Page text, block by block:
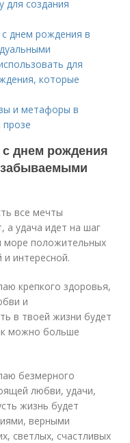
для создания
днем рождения в
для
которые
и метафоры в
днем рождения
все мечты
а удача идет на шаг
море положительных
интересной.
крепкого здоровья,
и
в твоей жизни будет
можно больше
безмерного
любви, удачи,
жизнь будет
верными
светлых, счастливых